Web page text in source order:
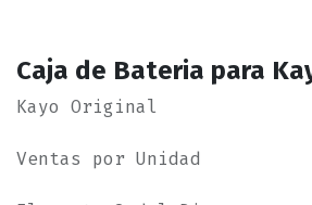
Caja de Bateria para
Kayo Original
Ventas por Unidad